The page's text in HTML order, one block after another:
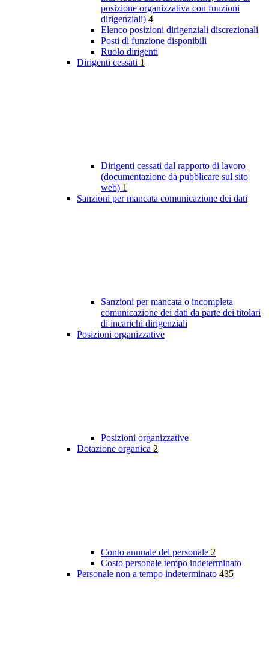
posizione organizzativa con funzioni
dirigenziali) 4
Elenco posizioni dirigenziali discrezionali
Posti di funzione disponibili
Ruolo dirigenti
Dirigenti cessati 1
Dirigenti cessati dal rapporto di lavoro
(documentazione da pubblicare sul sito
web) 1
Sanzioni per mancata comunicazione dei dati
Sanzioni per mancata o incompleta
comunicazione dei dati da parte dei titolari
di incarichi dirigenziali
Posizioni organizzative
Posizioni organizzative
Dotazione organica 2
Conto annuale del personale 2
Costo personale tempo indeterminato
Personale non a tempo indeterminato 435